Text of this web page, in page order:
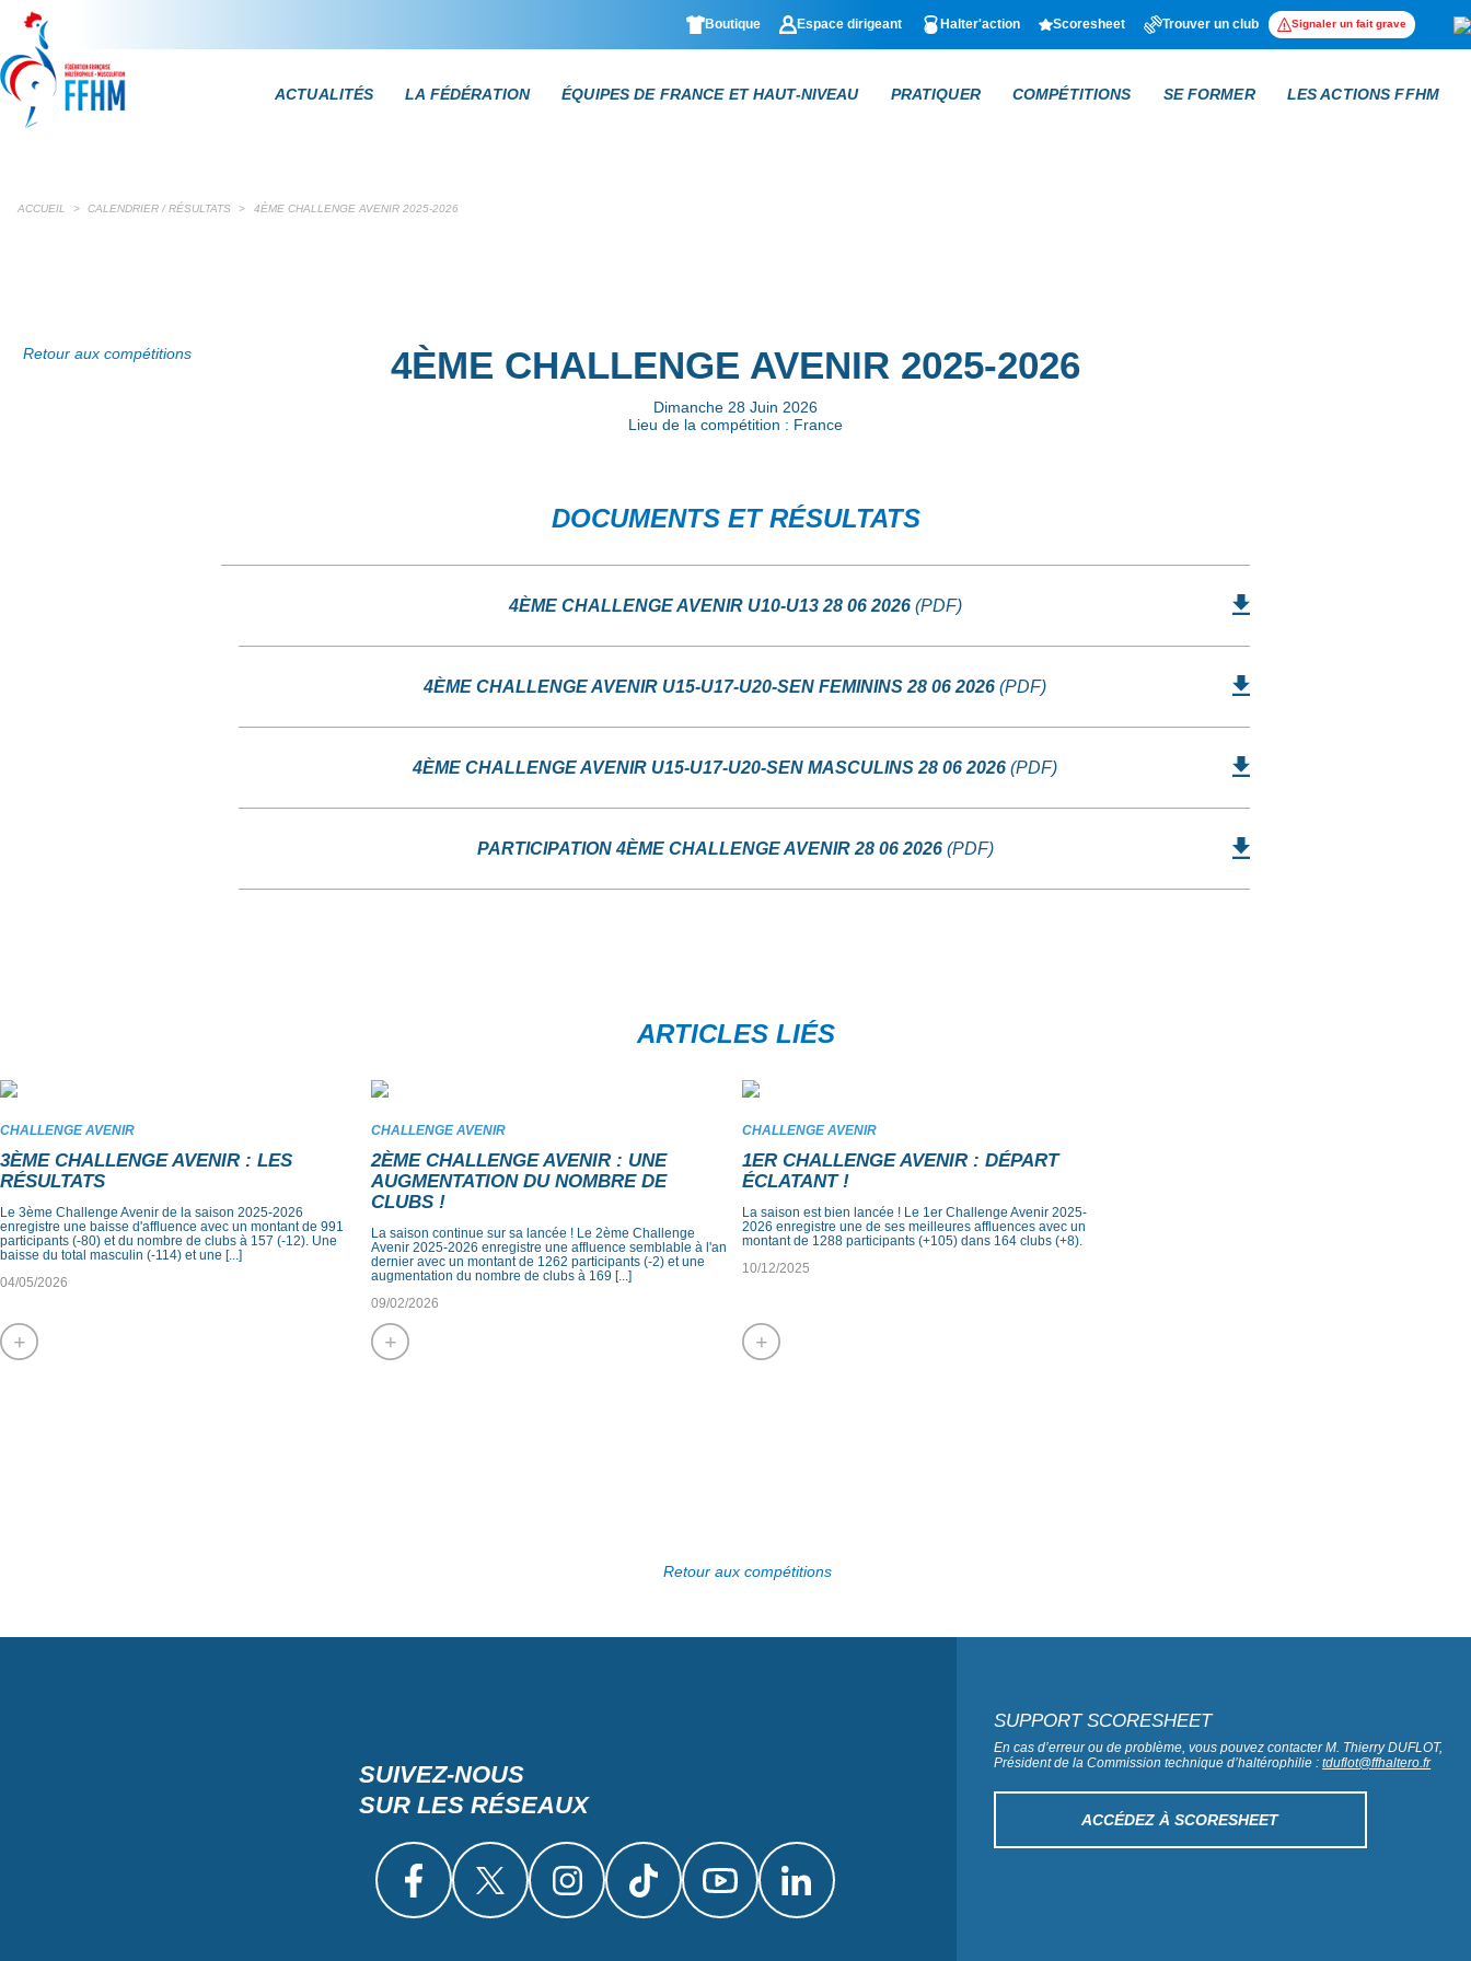
Boutique Espace dirigeant Halter'action Scoresheet Trouver un club Signaler un fait grave
ACTUALITÉS LA FÉDÉRATION ÉQUIPES DE FRANCE ET HAUT-NIVEAU PRATIQUER COMPÉTITIONS SE FORMER LES ACTIONS FFHM
ACCUEIL > CALENDRIER / RÉSULTATS > 4ÈME CHALLENGE AVENIR 2025-2026
Retour aux compétitions 4ÈME CHALLENGE AVENIR 2025-2026
Dimanche 28 Juin 2026
Lieu de la compétition : France
DOCUMENTS ET RÉSULTATS
4ÈME CHALLENGE AVENIR U10-U13 28 06 2026(PDF)
4ÈME CHALLENGE AVENIR U15-U17-U20-SEN FEMININS 28 06 2026 (PDF)
4ÈME CHALLENGE AVENIR U15-U17-U20-SEN MASCULINS 28 06 2026 (PDF)
PARTICIPATION 4ÈME CHALLENGE AVENIR 28 06 2026(PDF)
ARTICLES LIÉS
CHALLENGE AVENIR
3ÈME CHALLENGE AVENIR : LES
RÉSULTATS
Le 3ème Challenge Avenir de la saison 2025-2026
enregistre une baisse d'affluence avec un montant de 991
participants (-80) et du nombre de clubs à 157 (-12). Une
baisse du total masculin (-114) et une [...]
04/05/2026
+
CHALLENGE AVENIR
2ÈME CHALLENGE AVENIR : UNE
AUGMENTATION DU NOMBRE DE
CLUBS !
La saison continue sur sa lancée ! Le 2ème Challenge
Avenir 2025-2026 enregistre une affluence semblable à l'an
dernier avec un montant de 1262 participants (-2) et une
augmentation du nombre de clubs à 169 [...]
09/02/2026
+
CHALLENGE AVENIR
1ER CHALLENGE AVENIR : DÉPART
ÉCLATANT !
La saison est bien lancée ! Le 1er Challenge Avenir 2025-
2026 enregistre une de ses meilleures affluences avec un
montant de 1288 participants (+105) dans 164 clubs (+8).
10/12/2025
+
Retour aux compétitions
SUIVEZ-NOUS
SUR LES RÉSEAUX
SUPPORT SCORESHEET
En cas d’erreur ou de problème, vous pouvez contacter M. Thierry DUFLOT,
Président de la Commission technique d’haltérophilie :tduflot@ffhaltero.fr
ACCÉDEZ À SCORESHEET